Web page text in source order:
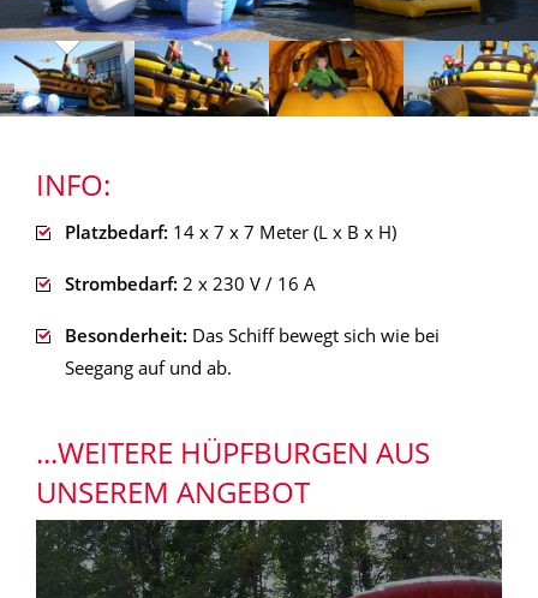
INFO:
Platzbedarf: 14 x 7 x 7 Meter (L x B x H)
Strombedarf: 2 x 230 V / 16 A
Besonderheit: Das Schiff bewegt sich wie bei
Seegang auf und ab.
...WEITERE HÜPFBURGEN AUS
UNSEREM ANGEBOT